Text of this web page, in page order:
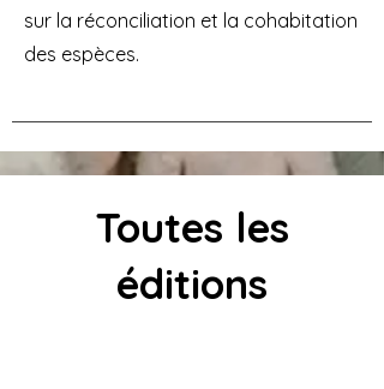
sur la réconciliation et la cohabitation
des espèces.
Toutes les
éditions